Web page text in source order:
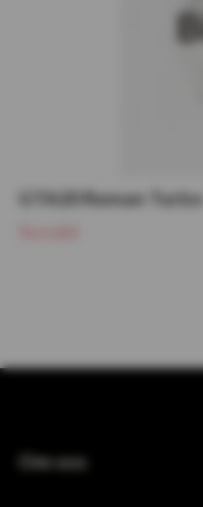
GTA20 Reman Turbo
Om oss